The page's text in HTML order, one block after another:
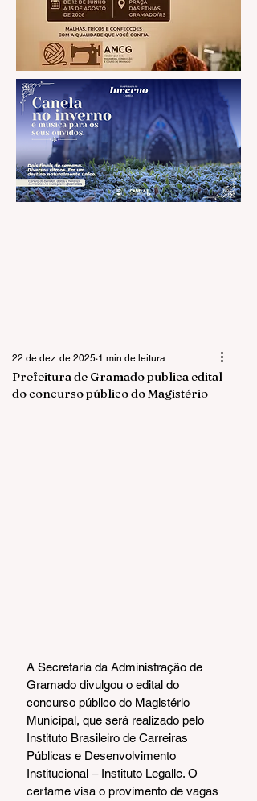
Prefeitura de Gramado publica edital
do concurso público do Magistério
22 de dez. de 2025 1 min de leitura
A Secretaria da Administração de
Gramado divulgou o edital do
concurso público do Magistério
Municipal, que será realizado pelo
Instituto Brasileiro de Carreiras
Públicas e Desenvolvimento
Institucional – Instituto Legalle. O
certame visa o provimento de vagas